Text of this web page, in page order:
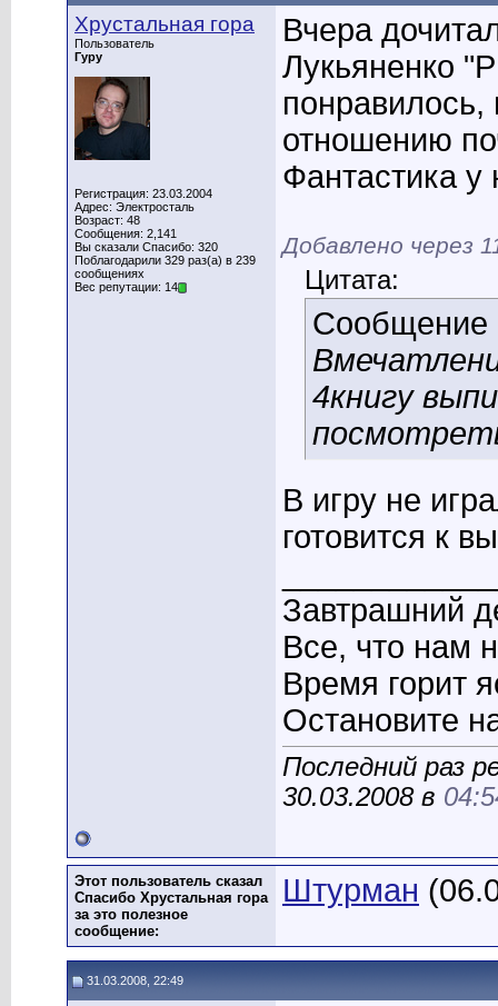
Хрустальная гора
Пользователь
Гуру
Регистрация: 23.03.2004
Адрес: Электросталь
Возраст: 48
Сообщения: 2,141
Вы сказали Спасибо: 320
Поблагодарили 329 раз(а) в 239
сообщениях
Вес репутации: 14
Вчера
Лукьяненко
понравилось,
отношению
Фантастика у
Добавлено через
Цитата:
Сообщение
4книгу
В игру не
готовится к
Завтрашний
Все, что нам
Время горит
Остановите
Последний раз
30.03.2008 в
Этот пользователь сказал
Спасибо Хрустальная гора
за это полезное
сообщение:
Штурман
31.03.2008, 22:49